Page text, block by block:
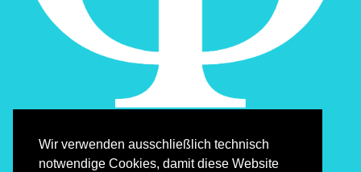
Wir verwenden ausschließlich technisch
notwendige Cookies, damit diese Website